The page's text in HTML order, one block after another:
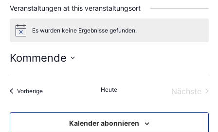
Veranstaltungen at this veranstaltungsort
NoticeEs wurden keine Ergebnisse gefunden.
Kommende
Sie
Datum
VorherigeVeranstaltungen Heute Nächste
Kalender abonnieren